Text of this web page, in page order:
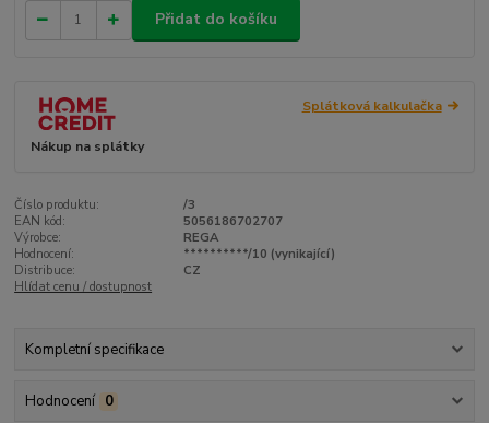
Přidat do košíku
Splátková kalkulačka
Nákup na splátky
Číslo produktu:
/3
EAN kód:
5056186702707
Výrobce:
REGA
Hodnocení:
**********/10 (vynikající)
Distribuce:
CZ
Hlídat cenu / dostupnost
Kompletní specifikace
Hodnocení 0